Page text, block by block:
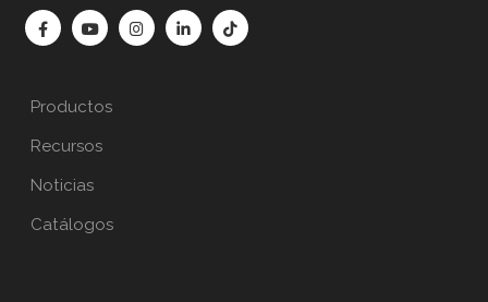
Productos
Recursos
Noticias
Catálogos